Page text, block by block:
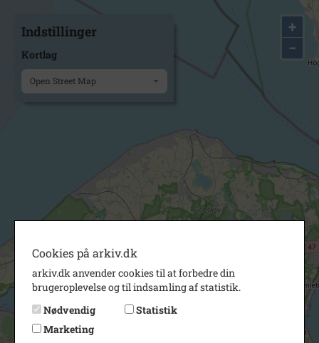
+
−
Indstillinger
Kortlag
Open Street Map
Cookies på arkiv.dk
arkiv.dk anvender cookies til at forbedre din
brugeroplevelse og til indsamling af statistik.
Nødvendig
Statistik
Marketing